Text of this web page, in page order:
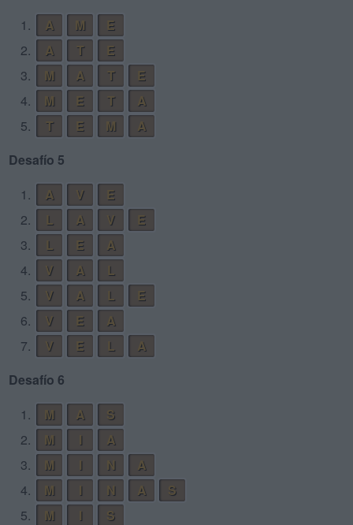
1.
A M
E
2.
A T
E
3.
M A T
E
4.
M E T
A
5.
T E M
A
Desafío 5
1.
A V
E
2.
L A V
E
3.
L E
A
4.
V A
L
5.
V A L
E
6.
V E
A
7.
V E L
A
Desafío 6
1.
M A
S
2.
M
A
3.
M N
A
4.
M N A
S
5.
M
S